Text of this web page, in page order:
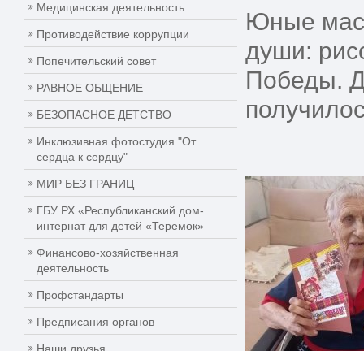
Медицинская деятельность
Противодействие коррупции
Попечительский совет
РАВНОЕ ОБЩЕНИЕ
БЕЗОПАСНОЕ ДЕТСТВО
Инклюзивная фотостудия "От
сердца к сердцу"
МИР БЕЗ ГРАНИЦ
ГБУ РХ «Республиканский дом-
интернат для детей «Теремок»
Финансово-хозяйственная
деятельность
Профстандарты
Предписания органов
Юные
души:
Победы.